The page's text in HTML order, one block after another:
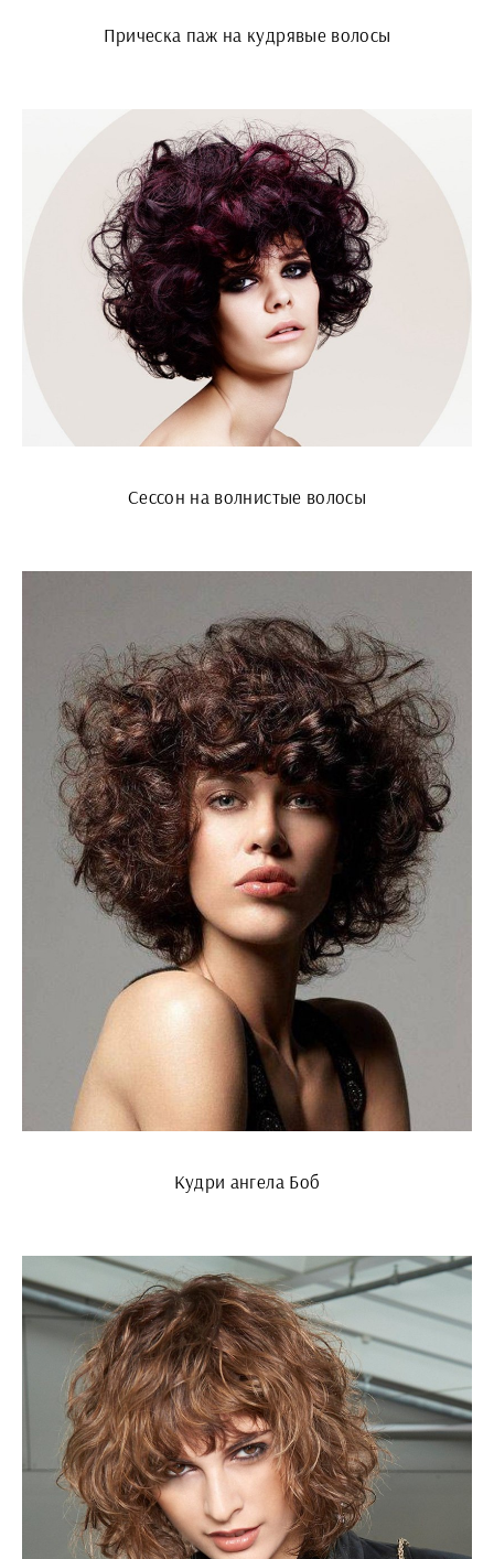
Прическа паж на кудрявые волосы
Сессон на волнистые волосы
Кудри ангела Боб